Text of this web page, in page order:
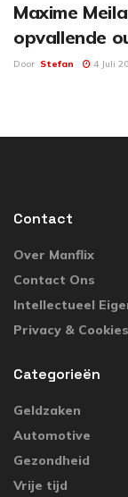
Maxime
opvallende
Door Stefan 4 Juli
Contact
Over Manflix
Contact Ons
Intellectueel
Privacy &
Categorieën
Geldzaken
Automotive
Gezondheid
Vrije tijd